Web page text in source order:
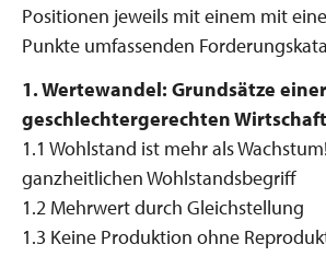
Positionen jeweils mit einem mit
Punkte umfassenden
1.Wertewandel: Grundsätze einer
geschlechtergerechten
1.1 Wohlstand ist mehr als
ganzheitlichen Wohlstandsbegriff
1.2 Mehrwert durch Gleichstellung
1.3 Keine Produktion ohne